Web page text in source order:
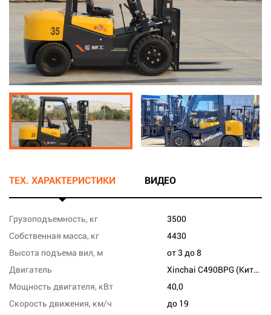
ТЕХ. ХАРАКТЕРИСТИКИ ВИДЕО
Грузоподъемность, кг
3500
Собственная масса, кг
4430
Высота подъема вил, м
от 3 до 8
Двигатель
Xinchai C490BPG (Китай)
Мощность двигателя, кВт
40,0
Скорость движения, км/ч
до 19